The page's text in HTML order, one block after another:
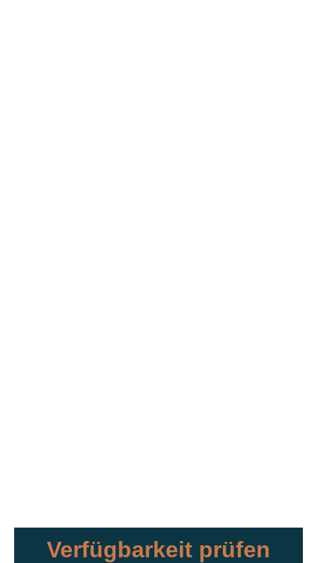
Verfügbarkeit prüfen